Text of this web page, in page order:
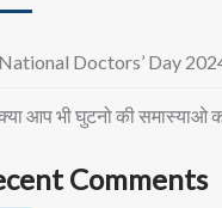
National Doctors’ Day
आप भी घुटनो की समास्याओ
Comments